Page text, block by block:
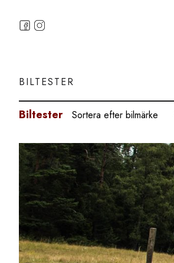
BILTESTER
Biltester Sortera efter bilmärke